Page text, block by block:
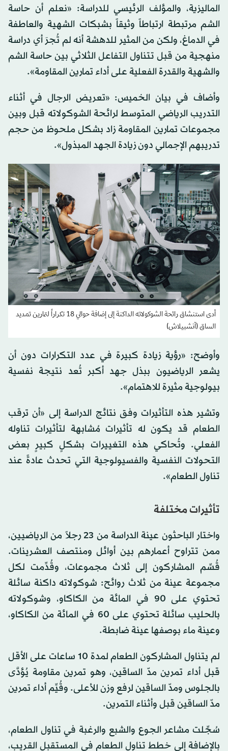
الماليزية، والمؤلف الرئيسي للدراسة: «نعلم أن حاسة
الشم مرتبطة ارتباطاً وثيقاً بشبكات الشهية والعاطفة
في الدماغ، ولكن من المثير للدهشة أنه لم تُجرَ أي دراسة
منهجية من قبل تتناول التفاعل الثلاثي بين حاسة الشم
والشهية والقدرة الفعلية على أداء تمارين المقاومة».
وأضاف في بيان الخميس: «تعريض الرجال في أثناء
التدريب الرياضي المتوسط ​​لرائحة الشوكولاته قبل وبين
مجموعات تمارين المقاومة زاد بشكل ملحوظ من حجم
تدريبهم الإجمالي دون زيادة الجهد المبذول».
أدى استنشاق رائحة الشوكولاته الداكنة إلى إضافة حوالي 18 تكراراً لتمارين تمديد
الساق (آنشبيلاش)
وأوضح: «رؤية زيادة كبيرة في عدد التكرارات دون أن
يشعر الرياضيون ببذل جهد أكبر تُعد نتيجة نفسية
بيولوجية مثيرة للاهتمام».
وتشير هذه التأثيرات وفق نتائج الدراسة إلى «أن ترقب
الطعام قد يكون له تأثيرات مُشابهة لتأثيرات تناوله
الفعلي. وتُحاكي هذه التغييرات بشكلٍ كبيرٍ بعض
التحولات النفسية والفسيولوجية التي تحدث عادةً عند
تناول الطعام».
تأثيرات مختلفة
واختار الباحثون عينة الدراسة من 23 رجلاً من الرياضيين،
ممن تتراوح أعمارهم بين أوائل ومنتصف العشرينات.
قُسِّم المشاركون إلى ثلاث مجموعات، وقُدِّمت لكل
مجموعة عينة من ثلاث روائح: شوكولاته داكنة سائلة
تحتوي على 90 في المائة من الكاكاو، وشوكولاته
بالحليب سائلة تحتوي على 60 في المائة من الكاكاو،
وعينة ماء بوصفها عينة ضابطة.
لم يتناول المشاركون الطعام لمدة 10 ساعات على الأقل
قبل أداء تمرين مدّ الساقين، وهو تمرين مقاومة يُؤدَّى
بالجلوس ومدّ الساقين لرفع وزن للأعلى. وقُيِّم أداء تمرين
مدّ الساقين قبل وأثناء التمرين.
سُجِّلت مشاعر الجوع والشبع والرغبة في تناول الطعام،
بالإضافة إلى خطط تناول الطعام في المستقبل القريب،